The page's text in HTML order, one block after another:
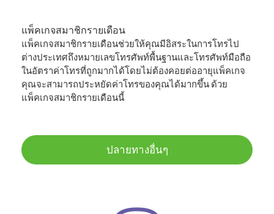
แพ็คเกจสมาชิกรายเดือน
แพ็คเกจสมาชิกรายเดือนช่วยให้คุณมีอิสระในการโทรไป
ต่างประเทศถึงหมายเลขโทรศัพท์พื้นฐานและโทรศัพท์มือถือ
ในอัตราค่าโทรที่ถูกมากได้โดยไม่ต้องคอยต่ออายุแพ็คเกจ
คุณจะสามารถประหยัดค่าโทรของคุณได้มากขึ้น ด้วย
แพ็คเกจสมาชิกรายเดือนนี้
ปลายทางอื่นๆ